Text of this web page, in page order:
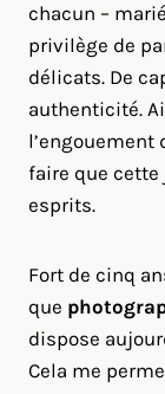
chacun –
privilège de
délicats. De
authenticité.
l’engouement
faire que cette
esprits.
Fort de cinq
que
dispose
Cela me